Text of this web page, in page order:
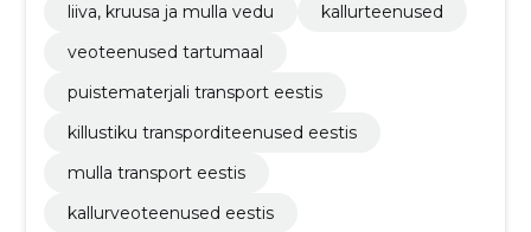
liiva, kruusa ja mulla vedu
kallurteenused
veoteenused tartumaal
puistematerjali transport eestis
killustiku transporditeenused eestis
mulla transport eestis
kallurveoteenused eestis